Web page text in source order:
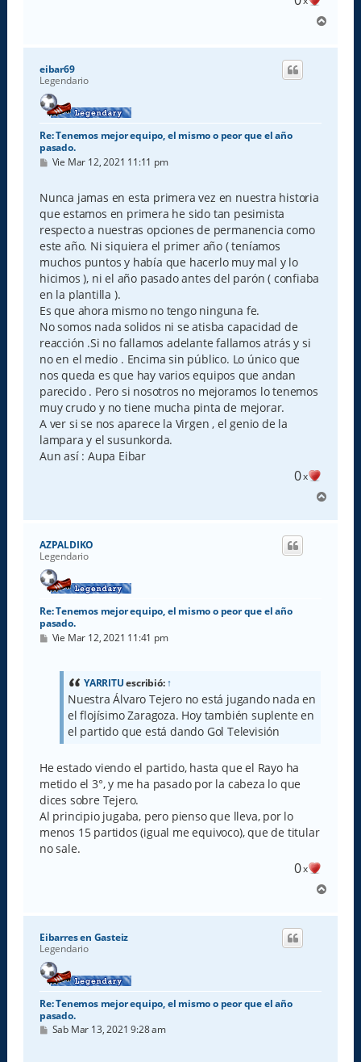
r
eibar69
Legendario
Re: Tenemos mejor equipo, el mismo o peor que el año
pasado.
M
s
a
j
e
Vie Mar 12, 2021 11:11 pm
Nunca jamas en esta primera vez en nuestra historia
que estamos en primera he sido tan pesimista
respecto a nuestras opciones de permanencia como
este año. Ni siquiera el primer año ( teníamos
muchos puntos y había que hacerlo muy mal y lo
hicimos ), ni el año pasado antes del parón ( confiaba
en la plantilla ).
Es que ahora mismo no tengo ninguna fe.
No somos nada solidos ni se atisba capacidad de
reacción .Si no fallamos adelante fallamos atrás y si
no en el medio . Encima sin público. Lo único que
nos queda es que hay varios equipos que andan
parecido . Pero si nosotros no mejoramos lo tenemos
muy crudo y no tiene mucha pinta de mejorar.
A ver si se nos aparece la Virgen , el genio de la
lampara y el susunkorda.
Aun así : Aupa Eibar
0x
r
AZPALDIKO
Legendario
Re: Tenemos mejor equipo, el mismo o peor que el año
pasado.
M
Vie Mar 12, 2021 11:41 pm
YARRITUescribió:↑
Nuestra Álvaro Tejero no está jugando nada en
el flojísimo Zaragoza. Hoy también suplente en
el partido que está dando Gol Televisión
He estado viendo el partido, hasta que el Rayo ha
metido el 3°, y me ha pasado por la cabeza lo que
dices sobre Tejero.
Al principio jugaba, pero pienso que lleva, por lo
menos 15 partidos (igual me equivoco), que de titular
no sale.
0x
r
Eibarres en Gasteiz
Legendario
Re: Tenemos mejor equipo, el mismo o peor que el año
pasado.
M
Sab Mar 13, 2021 9:28 am